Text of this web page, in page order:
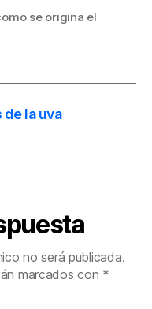
se origina el
la uva
no será publicada.
marcados con *